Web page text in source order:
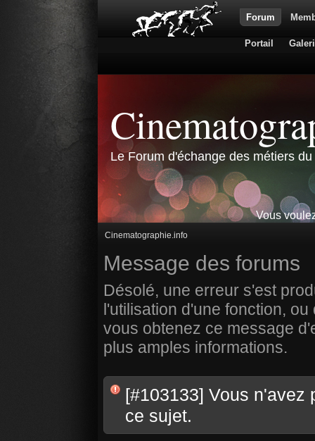
Forum
Portail
Le Forum d'échange des métiers
Vous
Cinematographie.info
Message des forums
Désolé, une erreur s'est
l'utilisation d'une fonction,
vous obtenez ce message
plus amples informations.
[#103133] Vous n'avez
ce sujet.